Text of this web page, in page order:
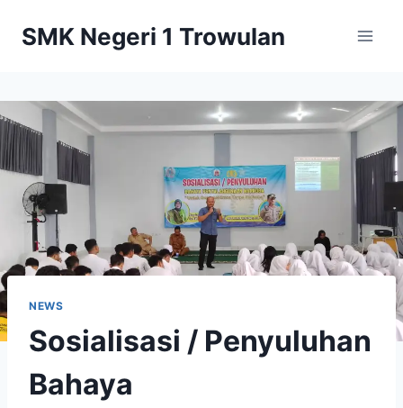
SMK Negeri 1 Trowulan
NEWS
Sosialisasi / Penyuluhan
Bahaya